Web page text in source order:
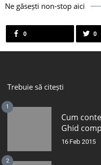
Ne găsești non-stop aici
0 0
Trebuie să citești
1
Cum
Ghid
16 Feb 2015
2